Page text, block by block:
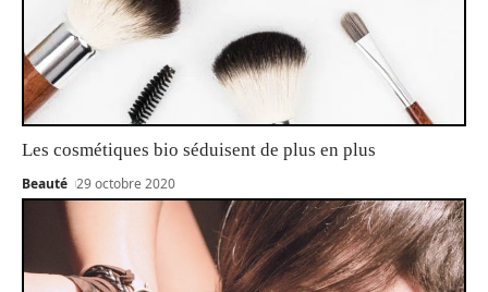
Les cosmétiques bio séduisent de plus en plus
Beauté 29 octobre 2020